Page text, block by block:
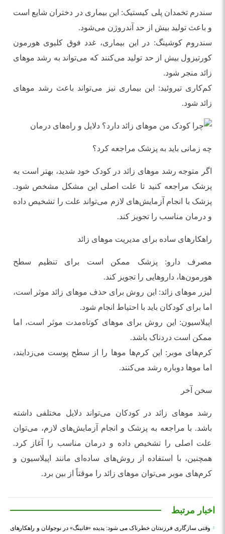
سندرم تخمدان پلی کیستیک: این بیماری در دختران شایع است
و باعث تولید بیش از حد آندروژن می‌شود.
سندروم کوشینگ: در این بیماری، غدد فوق کلیوی هورمون
کورتیزول بیش از حد تولید می‌کنند که می‌تواند به رشد موهای
زائد منجر شود.
کم‌کاری تیروئید: این بیماری نیز می‌تواند باعث رشد موهای
زائد شود.
چه زمانی باید به پزشک مراجعه کرد؟
اگر متوجه رشد موهای زائد در کودک خود شدید، بهتر است به
پزشک مراجعه کنید تا علت اصلی این مشکل مشخص شود.
پزشک با انجام آزمایش‌های لازم می‌تواند علت را تشخیص داده
و درمان مناسب را تجویز کند.
راهکارهای ساده برای مدیریت موهای زائد
مصرف دارو: پزشک ممکن است برای تنظیم سطح
هورمون‌ها، داروهایی را تجویز کند.
لیزر موهای زائد: این روش برای حذف موهای زائد موثر است،
اما برای کودکان باید با احتیاط انجام شود.
اپیلاسیون: این روش برای موهای کوتاه‌مدت موثر است، اما
ممکن است دردناک باشد.
کرم‌های موبر: این کرم‌ها موها را از سطح پوست می‌زدایند،
اما موها دوباره رشد می‌کنند.
سخن آخر
رشد موهای زائد در کودکان می‌تواند دلایل مختلفی داشته
باشد. با مراجعه به پزشک و انجام آزمایش‌های لازم، می‌توان
علت اصلی را تشخیص داده و درمان مناسب را آغاز کرد.
همچنین، با استفاده از روش‌های ساده‌ای مانند اپیلاسیون و
کرم‌های موبر می‌توان موهای زائد را موقتاً از بین برد.
اخبار مرتبط
وقتی سازگاری فرزندتان خطرناک می شود: پدیده «فانینگ» در نوجوانان و راهکارهای